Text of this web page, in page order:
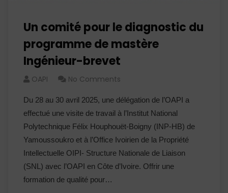
Un comité pour le diagnostic du
programme de mastère
Ingénieur-brevet
OAPI No Comments
Du 28 au 30 avril 2025, une délégation de l’OAPI a
effectué une visite de travail à l’Institut National
Polytechnique Félix Houphouët-Boigny (INP-HB) de
Yamoussoukro et à l’Office Ivoirien de la Propriété
Intellectuelle OIPI- Structure Nationale de Liaison
(SNL) avec l’OAPI en Côte d’Ivoire. Offrir une
formation de qualité pour…